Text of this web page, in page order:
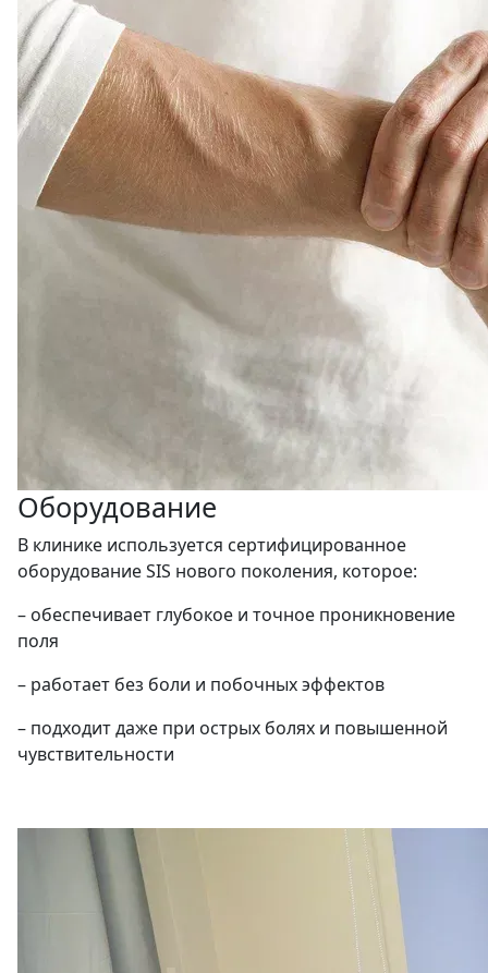
Оборудование
В клинике используется сертифицированное
оборудование SIS нового поколения, которое:
– обеспечивает глубокое и точное проникновение
поля
– работает без боли и побочных эффектов
– подходит даже при острых болях и повышенной
чувствительности